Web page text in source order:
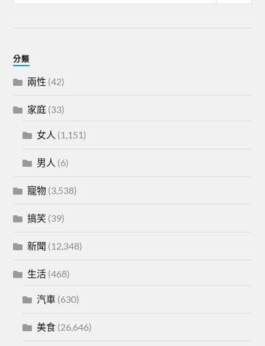
分類
兩性 (42)
家庭 (33)
女人 (1,151)
男人 (6)
寵物 (3,538)
搞笑 (39)
新聞 (12,348)
生活 (468)
汽車 (630)
美食 (26,646)